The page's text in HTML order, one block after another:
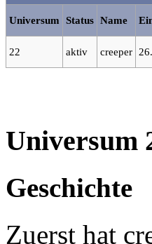
Universum Status Name
22 aktiv creeper
Universum
Geschichte
Zuerst hat